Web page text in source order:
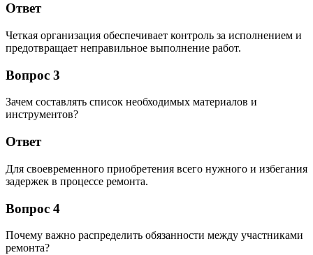
Ответ
Четкая организация обеспечивает контроль за исполнением и
предотвращает неправильное выполнение работ.
Вопрос 3
Зачем составлять список необходимых материалов и
инструментов?
Ответ
Для своевременного приобретения всего нужного и избегания
задержек в процессе ремонта.
Вопрос 4
Почему важно распределить обязанности между участниками
ремонта?